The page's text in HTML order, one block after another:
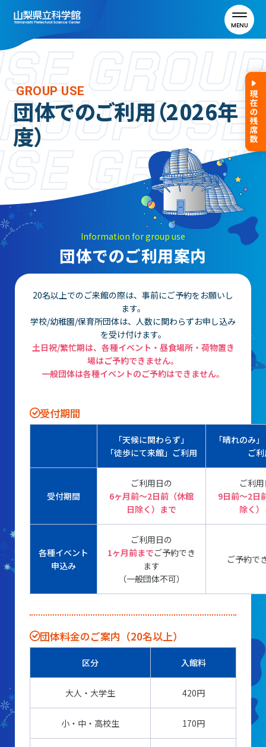
MENU
トップ
利用案内
ご利用案内
年間パスポート
山梨県立科学館について
団体予約受付
2026年度の利用はこちら
天体観測室
展望テラス・円形広場
実験工作室
あそびの部屋
常設展示室
大村智名誉館長
サイエンスショーブース
中庭テラス
作品展
GROUP USE
団体でのご利用（2026年
度）
Information for group use
団体でのご利用案内
20名以上でのご来館の際は、事前にご予約をお願いし
ます。
学校/幼稚園/保育所団体は、人数に関わらずお申し込み
を受け付けます。
土日祝/繁忙期は、各種イベント・昼食場所・荷物置き
場はご予約できません。
一般団体は各種イベントのご予約はできません。
受付期間
「天候に関わらず」
「徒歩にて来館」ご利用
「晴れのみ
ご
受付期間
ご利用日の
6ヶ月前〜2日前（休館
日除く）まで
ご利
9日前〜2日
除く
各種イベント
申込み
ご利用日の
1ヶ月前までご予約でき
ます
（一般団体不可）
ご予約で
団体料金のご案内（20名以上）
区分 入館料
大人・大学生 420円
小・中・高校生 170円